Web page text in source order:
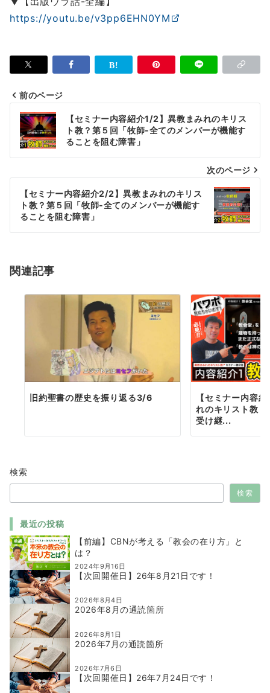
https://youtu.be/v3pp6EHN0YM
投
稿
ナ
ビ
ー
シ
ン
前のページ
【セミナー内容紹介1/2】異教まみれのキリス
ト教？第５回「牧師-全てのメンバーが機能す
ることを阻む障害」
次のページ
【セミナー内容紹介2/2】異教まみれのキリス
ト教？第５回「牧師-全てのメンバーが機能す
ることを阻む障害」
関連記事
旧約聖書の歴史を振り返る3/6
【セミナー内容
れのキリスト教
受け継...
検索
検索
最近の投稿
【前編】CBNが考える「教会の在り方」と
は？
2024年9月16日
【次回開催日】26年8月21日です！
2026年8月4日
2026年8月の通読箇所
2026年8月1日
2026年7月の通読箇所
2026年7月6日
【次回開催日】26年7月24日です！